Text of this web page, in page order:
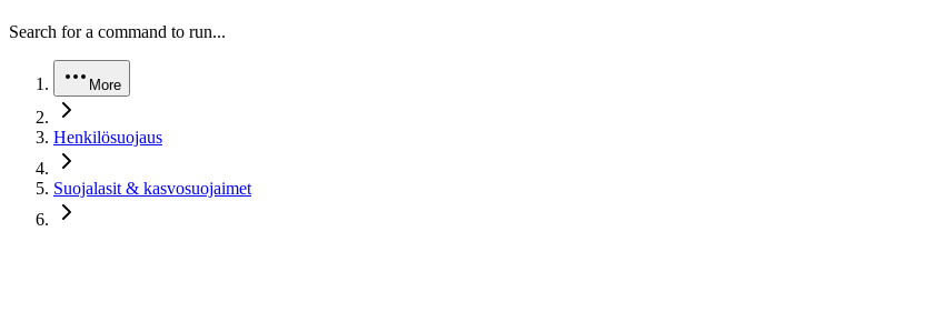
Search for a command to run...
More
Henkilösuojaus
Suojalasit & kasvosuojaimet